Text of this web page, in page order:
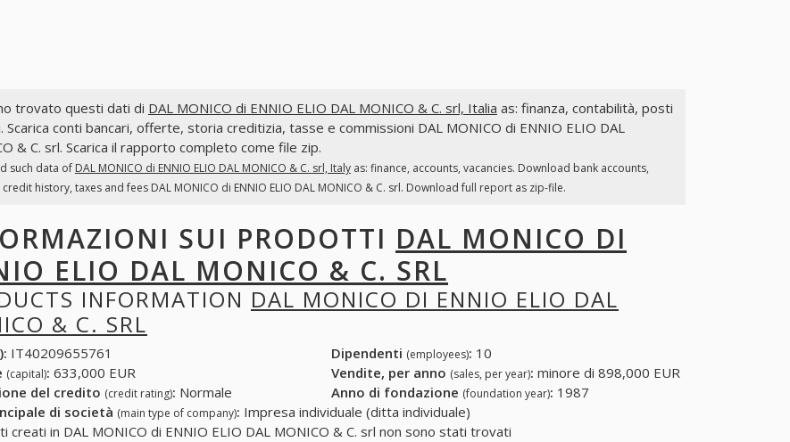
trovato questi dati di DAL MONICO di ENNIO ELIO DAL MONICO & C. srl, Italia as: finanza, contabilità, posti
Scarica conti bancari, offerte, storia creditizia, tasse e commissioni DAL MONICO di ENNIO ELIO DAL
& C. srl. Scarica il rapporto completo come file zip.
such data of DAL MONICO di ENNIO ELIO DAL MONICO & C. srl, Italyas: finance, accounts, vacancies. Download bank accounts,
history, taxes and fees DAL MONICO di ENNIO ELIO DAL MONICO & C. srl. Download full report as zip-file.
SUI PRODOTTI DAL MONICO DI
ELIO DAL MONICO & C. SRL
INFORMATION DAL MONICO DI ENNIO ELIO DAL
& C. SRL
IT40209655761 Dipendenti (employees): 10
(capital): 633,000 EUR Vendite, per anno (sales, per year): minore di 898,000 EUR
del credito (credit rating): Normale Anno di fondazione (foundation year): 1987
di società (main type of company): Impresa individuale (ditta individuale)
creati in DAL MONICO di ENNIO ELIO DAL MONICO & C. srl non sono stati trovati